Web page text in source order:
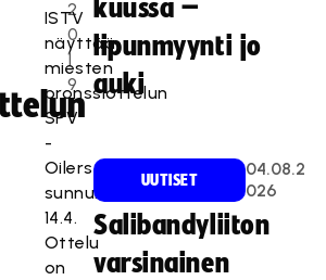
2
0
1
9
ISTV
näyttää
miesten
pronssiottelun
SPV
-
Oilers
sunnuntaina
14.4.
Ottelu
on
kuussa –
lipunmyynti jo
auki
UUTISET
04.08.2
026
Salibandyliiton
varsinainen